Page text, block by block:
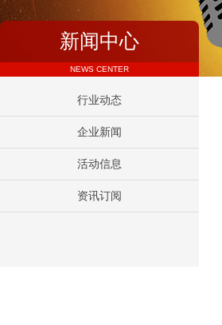
新闻中心
NEWS CENTER
行业动态
企业新闻
活动信息
资讯订阅